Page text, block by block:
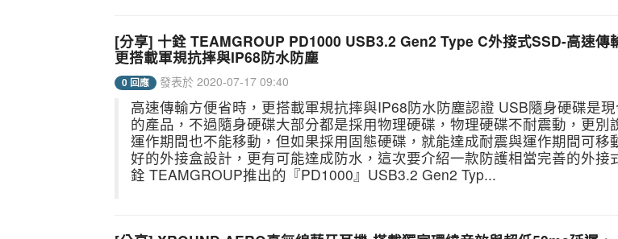
[分享] 十銓 TEAMGROUP PD1000 USB3.2 Gen2 Type C外接式SSD-高速傳
更搭載軍規抗摔與IP68防水防塵
0 回應 發表於 2020-07-17 09:40
高速傳輸方便省時，更搭載軍規抗摔與IP68防水防塵認證 USB隨身硬碟是
的產品，不過隨身硬碟大部分都是採用物理硬碟，物理硬碟不耐震動，更別
運作期間也不能移動，但如果採用固態硬碟，就能達成耐震與運作期間可移
好的外接盒設計，更有可能達成防水，這次要介紹一款防護相當完善的外接
銓 TEAMGROUP推出的『PD1000』USB3.2 Gen2 Typ...